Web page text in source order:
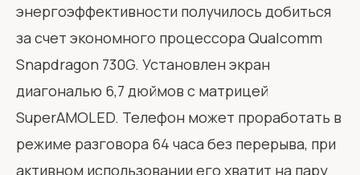
энергоэффективности получилось добиться
за счет экономного процессора Qualcomm
Snapdragon 730G. Установлен экран
диагональю 6,7 дюймов с матрицей
SuperAMOLED. Телефон может проработать в
режиме разговора 64 часа без перерыва, при
активном использовании его хватит на пару